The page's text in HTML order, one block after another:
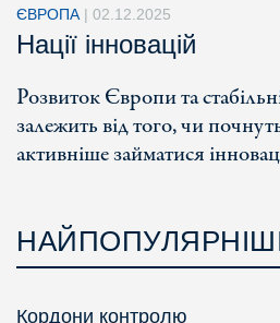
ЄВРОПА | 02.12.2025
Нації інновацій
Розвиток Європи та
залежить від того, чи
активніше займатися
Кордони контролю